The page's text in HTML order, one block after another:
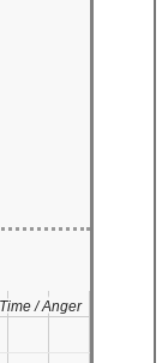
Time / Anger
Time / Anger